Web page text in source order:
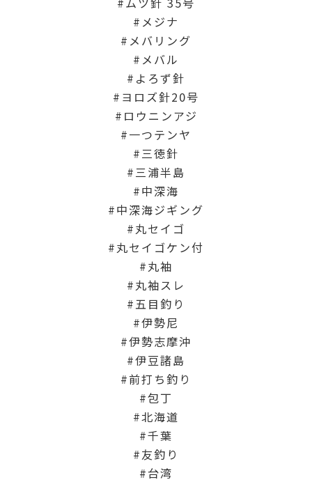
メジナ
メバリング
メバル
よろず針
ヨロズ針20号
ロウニンアジ
一つテンヤ
三徳針
三浦半島
中深海
中深海ジギング
丸セイゴ
丸セイゴケン付
丸袖
丸袖スレ
五目釣り
伊勢尼
伊勢志摩沖
伊豆諸島
前打ち釣り
包丁
北海道
千葉
友釣り
台湾